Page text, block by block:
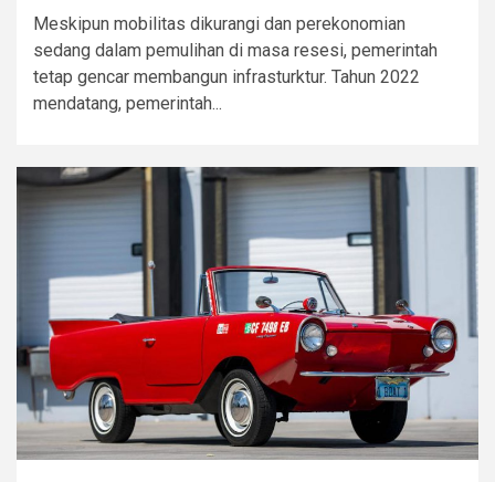
Meskipun mobilitas dikurangi dan perekonomian
sedang dalam pemulihan di masa resesi, pemerintah
tetap gencar membangun infrasturktur. Tahun 2022
mendatang, pemerintah...